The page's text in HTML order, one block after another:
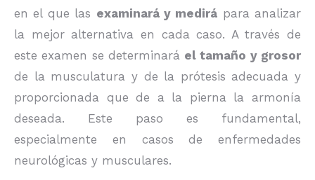
en el que las examinará y medirá para analizar
la mejor alternativa en cada caso. A través de
este examen se determinará el tamaño y grosor
de la musculatura y de la prótesis adecuada y
proporcionada que de a la pierna la armonía
deseada. Este paso es fundamental,
especialmente en casos de enfermedades
neurológicas y musculares.